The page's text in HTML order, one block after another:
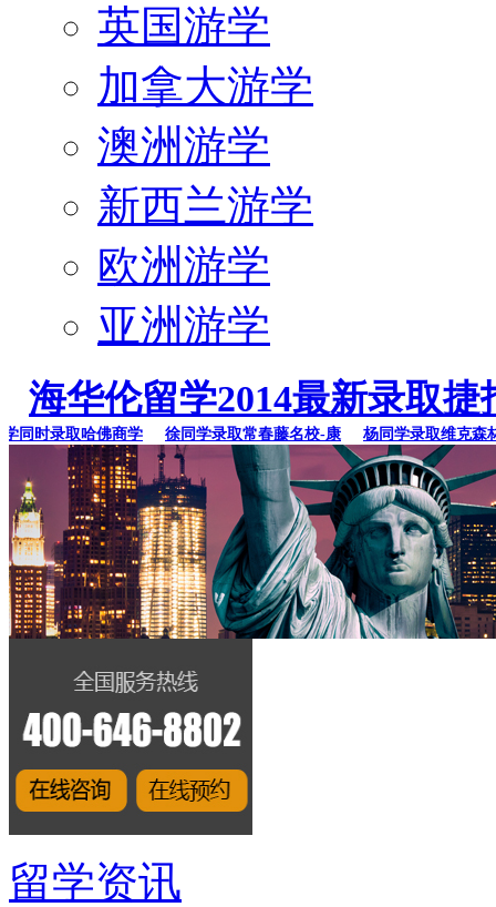
英国游学
加拿大游学
澳洲游学
新西兰游学
欧洲游学
亚洲游学
海华伦留学2014最新录取捷
时录取哈佛商学 徐同学录取常春藤名校-康 杨同学录取维克森林大
留学资讯